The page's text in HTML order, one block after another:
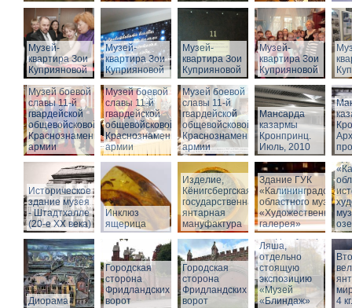
Музей-
квартира Зои
Куприяновой
Музей-
квартира Зои
Куприяновой
Музей-
квартира Зои
Куприяновой
Музей-
квартира Зои
Куприяновой
Музей боевой
славы 11-й
гвардейской
общевойсковой
Краснознаменной
армии
Музей боевой
славы 11-й
гвардейской
общевойсковой
Краснознаменной
армии
Музей боевой
славы 11-й
гвардейской
общевойсковой
Краснознаменной
армии
Мансарда
казармы
Кронпринц.
Июль, 2010
Историческое
здание музея
- Штадтхалле
(20-е XX века)
Инклюз
ящерица
Изделие,
Кёнигсбергская
государственная
янтарная
мануфактура
Здание ГУК
«Калининградского
областного музея
«Художественная
галерея»
Диорама
Городская
сторона
Фридландских
ворот
Городская
сторона
Фридландских
ворот
Вход в бункер
Ляша,
отдельно
стоящую
экспозицию
«Музей
«Блиндаж»
4